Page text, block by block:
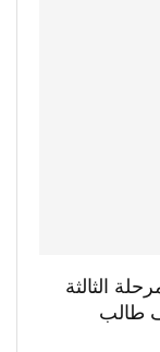
الثالثة
2019/2020 .. و159 ألف طالب